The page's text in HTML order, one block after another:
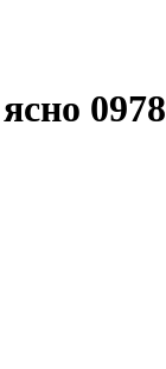
0978